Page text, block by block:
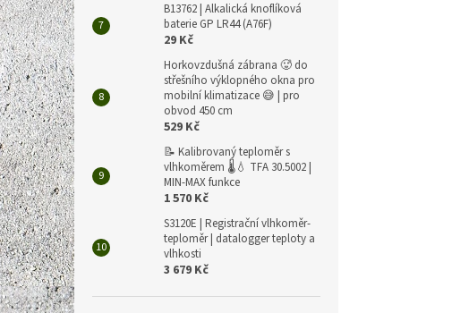
B13762 | Alkalická knoflíková
baterie GP LR44 (A76F)
29 Kč
Horkovzdušná zábrana 🥵 do
střešního výklopného okna pro
mobilní klimatizace 😅 | pro
obvod 450 cm
529 Kč
📝 Kalibrovaný teploměr s
vlhkoměrem 🌡️💧 TFA 30.5002 |
MIN-MAX funkce
1 570 Kč
S3120E | Registrační vlhkoměr-
teploměr | datalogger teploty a
vlhkosti
3 679 Kč